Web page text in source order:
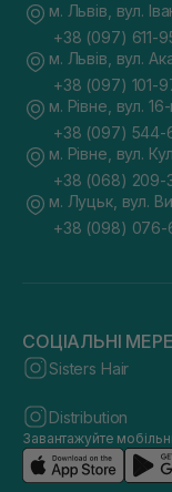
м. Львів, вул.
+38 (097) 611-
м. Львів, вул.
+38 (097) 101-
м. Рівне, вул.
+38 (097) 544-
м. Рівне, вул.
+38 (068) 209-
м. Луцьк, вул.
+38 (098) 076-
СОЦІАЛЬНІ
Sisters Hair
Distribution
Завантажуйте